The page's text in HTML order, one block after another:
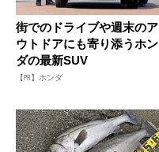
街でのドライブや週末のア
ウトドアにも寄り添うホン
ダの最新SUV
【PR】ホンダ